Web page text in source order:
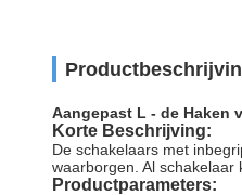
Aangepast L - de Haken
Korte Beschrijving:
De schakelaars met
waarborgen . Al schakelaar
Productparameters: